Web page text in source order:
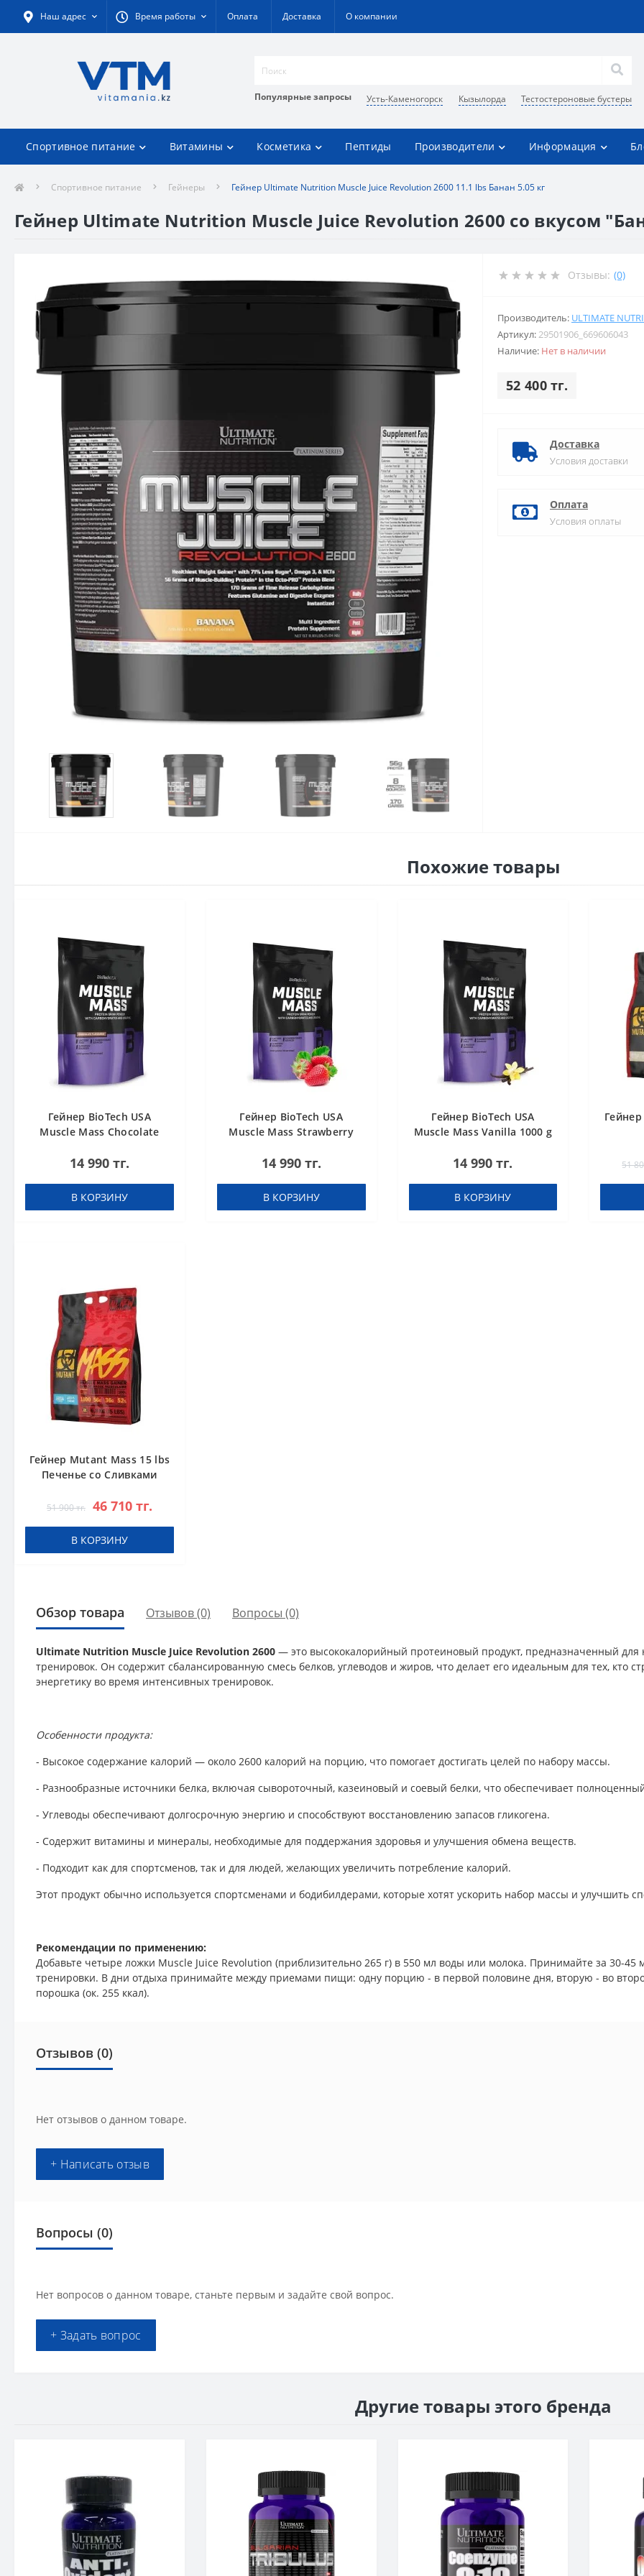
Наш адрес Время работы Оплата Доставка О компании
Популярные запросы Усть-Каменогорск Кызылорда Тестостероновые бустеры
Спортивное питание Витамины Косметика Пептиды Производители Информация
Спортивное питание Гейнеры Гейнер Ultimate Nutrition Muscle Juice Revolution 2600 11.1 lbs Банан 5.05 кг
Гейнер Ultimate Nutrition Muscle Juice Revolution 2600 со вкусом
Отзывы: (0)
Производитель: ULTIMATE
Артикул:29501906_669606043
Наличие: Нет в наличии
52 400 тг.
Доставка
Условия доставки
Оплата
Условия оплаты
Похожие товары
Гейнер BioTech USA
Muscle Mass Chocolate
14 990 тг.
В КОРЗИНУ
Гейнер BioTech USA
Muscle Mass Strawberry
14 990 тг.
В КОРЗИНУ
Гейнер BioTech USA
Muscle Mass Vanilla 1000 g
14 990 тг.
В КОРЗИНУ
51
Гейнер Mutant Mass 15 lbs
Печенье со Сливками
51 900 тг. 46 710 тг.
В КОРЗИНУ
Обзор товара Отзывов (0) Вопросы (0)
Ultimate Nutrition Muscle Juice Revolution 2600 — это высококалорийный протеиновый продукт, предназначенный
тренировок. Он содержит сбалансированную смесь белков, углеводов и жиров, что делает его идеальным для тех, кто
энергетику во время интенсивных тренировок.
Особенности продукта:
- Высокое содержание калорий — около 2600 калорий на порцию, что помогает достигать целей по набору массы.
- Разнообразные источники белка, включая сывороточный, казеиновый и соевый белки, что обеспечивает
- Углеводы обеспечивают долгосрочную энергию и способствуют восстановлению запасов гликогена.
- Содержит витамины и минералы, необходимые для поддержания здоровья и улучшения обмена веществ.
- Подходит как для спортсменов, так и для людей, желающих увеличить потребление калорий.
Этот продукт обычно используется спортсменами и бодибилдерами, которые хотят ускорить набор массы и улучшить
Рекомендации по применению:
Добавьте четыре ложки Muscle Juice Revolution (приблизительно 265 г) в 550 мл воды или молока. Принимайте за 30-45
тренировки. В дни отдыха принимайте между приемами пищи: одну порцию - в первой половине дня, вторую - во
порошка (ок. 255 ккал).
Отзывов (0)
Нет отзывов о данном товаре.
+ Написать отзыв
Вопросы (0)
Нет вопросов о данном товаре, станьте первым и задайте свой вопрос.
+ Задать вопрос
Другие товары этого бренда